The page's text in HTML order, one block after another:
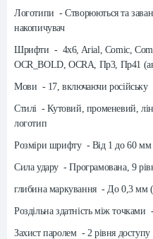
Логотипи - Створюються та
накопичувач
Шрифти - 4x6, Arial, Comic,
OCR_BOLD, OCRA, Пр3, Пр41
Мови - 17, включаючи російську
Стилі - Кутовий, променевий,
логотип
Розміри шрифту - Від 1 до 60
Сила удару - Програмована, 9
глибина маркування - До 0,3 мм
Роздільна здатність між
Захист паролем - 2 рівня доступу